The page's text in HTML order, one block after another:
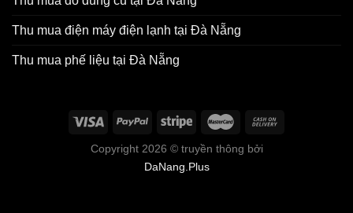
Thu mua điện máy điện lạnh tại Đà Nẵng
Thu mua phế liệu tại Đà Nẵng
Copyright 2026 © truyền thông bởi
DaNang.Plus